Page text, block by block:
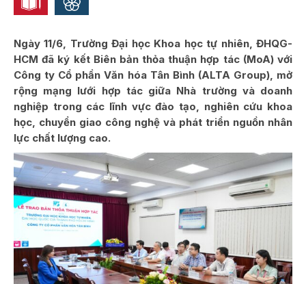
Ngày 11/6, Trường Đại học Khoa học tự nhiên, ĐHQG-
HCM đã ký kết Biên bản thỏa thuận hợp tác (MoA) với
Công ty Cổ phần Văn hóa Tân Bình (ALTA Group), mở
rộng mạng lưới hợp tác giữa Nhà trường và doanh
nghiệp trong các lĩnh vực đào tạo, nghiên cứu khoa
học, chuyển giao công nghệ và phát triển nguồn nhân
lực chất lượng cao.